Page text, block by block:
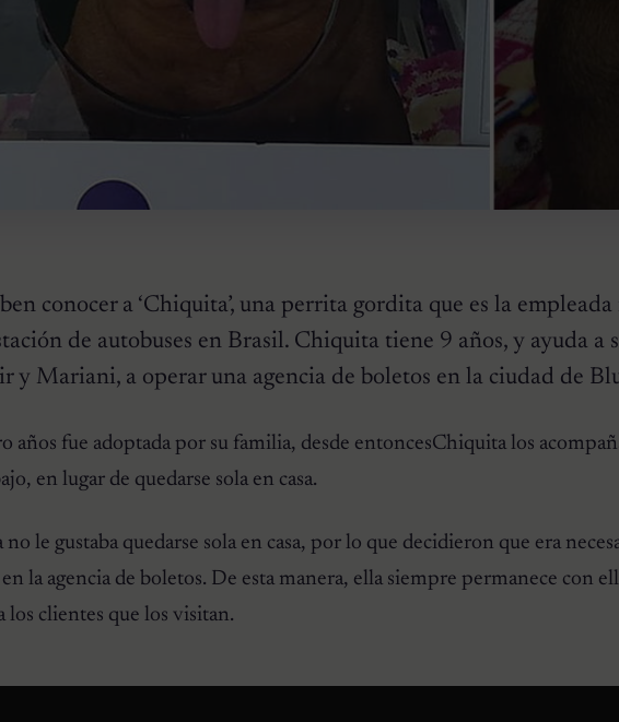
conocer a ‘Chiquita’, una perrita gordita que es la
de autobuses en Brasil. Chiquita tiene 9 años, y ayuda a
y Mariani, a operar una agencia de boletos en la ciudad de
años fue adoptada por su familia, desde entoncesChiquita los
en lugar de quedarse sola en casa.
le gustaba quedarse sola en casa, por lo que decidieron que era
la agencia de boletos. De esta manera, ella siempre permanece con
los clientes que los visitan.